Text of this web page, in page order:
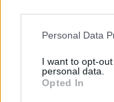
Personal Data
I want to opt-
personal data.
Opted In
Nie ma
Vabank
Co to za